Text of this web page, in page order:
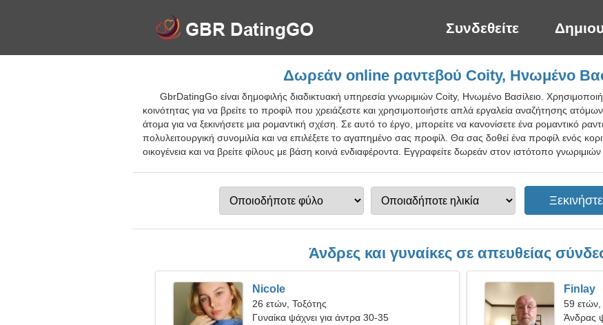
Συνδεθείτε
Δωρεάν online ραντεβού Coity, Ηνωμένο
GbrDatingGo είναι δημοφιλής διαδικτυακή υπηρεσία γνωριμιών Coity, Ηνωμένο Βασίλειο.
κοινότητας για να βρείτε το προφίλ που χρειάζεστε και χρησιμοποιήστε απλά εργαλεία αναζήτησης
άτομα για να ξεκινήσετε μια ρομαντική σχέση. Σε αυτό το έργο, μπορείτε να κανονίσετε ένα ρομαντικό
πολυλειτουργική συνομιλία και να επιλέξετε το αγαπημένο σας προφίλ. Θα σας δοθεί ένα προφίλ ενός
οικογένεια και να βρείτε φίλους με βάση κοινά ενδιαφέροντα. Εγγραφείτε δωρεάν στον ιστότοπο
Άνδρες και γυναίκες σε απευθείας
Nicole
26 ετών, Τοξότης
Γυναίκα ψάχνει για άντρα 30-35
Finlay
59
Άνδρας